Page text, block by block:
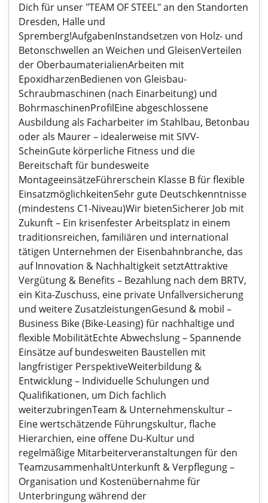
Dich für unser "TEAM OF STEEL" an den Standorten
Dresden, Halle und
Spremberg!AufgabenInstandsetzen von Holz- und
Betonschwellen an Weichen und GleisenVerteilen
der OberbaumaterialienArbeiten mit
EpoxidharzenBedienen von Gleisbau-
Schraubmaschinen (nach Einarbeitung) und
BohrmaschinenProfilEine abgeschlossene
Ausbildung als Facharbeiter im Stahlbau, Betonbau
oder als Maurer – idealerweise mit SIVV-
ScheinGute körperliche Fitness und die
Bereitschaft für bundesweite
MontageeinsätzeFührerschein Klasse B für flexible
EinsatzmöglichkeitenSehr gute Deutschkenntnisse
(mindestens C1-Niveau)Wir bietenSicherer Job mit
Zukunft – Ein krisenfester Arbeitsplatz in einem
traditionsreichen, familiären und international
tätigen Unternehmen der Eisenbahnbranche, das
auf Innovation & Nachhaltigkeit setztAttraktive
Vergütung & Benefits – Bezahlung nach dem BRTV,
ein Kita-Zuschuss, eine private Unfallversicherung
und weitere ZusatzleistungenGesund & mobil –
Business Bike (Bike-Leasing) für nachhaltige und
flexible MobilitätEchte Abwechslung – Spannende
Einsätze auf bundesweiten Baustellen mit
langfristiger PerspektiveWeiterbildung &
Entwicklung – Individuelle Schulungen und
Qualifikationen, um Dich fachlich
weiterzubringenTeam & Unternehmenskultur –
Eine wertschätzende Führungskultur, flache
Hierarchien, eine offene Du-Kultur und
regelmäßige Mitarbeiterveranstaltungen für den
TeamzusammenhaltUnterkunft & Verpflegung –
Organisation und Kostenübernahme für
Unterbringung während der